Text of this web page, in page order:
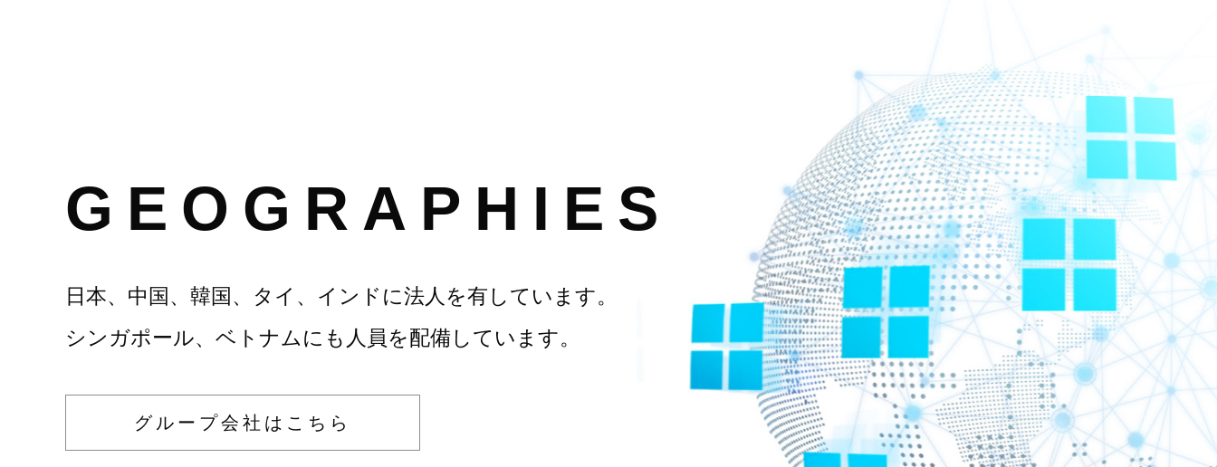
GEOGRAPHIES
日本、中国、韓国、タイ、インドに法人を有しています。
シンガポール、ベトナムにも人員を配備しています。
グループ会社はこちら